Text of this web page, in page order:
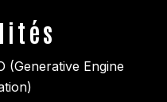
(Generative Engine